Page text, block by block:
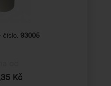
číslo: 93005
Kč